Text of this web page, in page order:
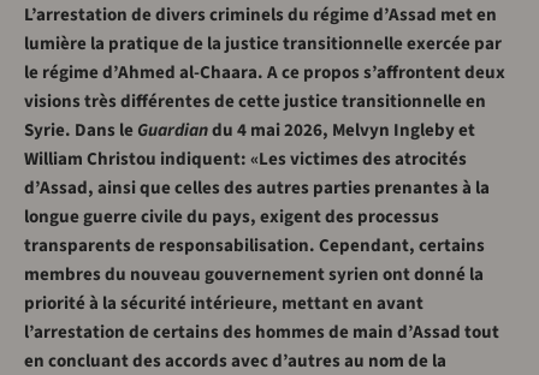
L’arrestation de divers criminels du régime d’Assad met en
lumière la pratique de la justice transitionnelle exercée par
le régime d’Ahmed al-Chaara. A ce propos s’affrontent deux
visions très différentes de cette justice transitionnelle en
Syrie. Dans le Guardiandu 4 mai 2026, Melvyn Ingleby et
William Christou indiquent: «Les victimes des atrocités
d’Assad, ainsi que celles des autres parties prenantes à la
longue guerre civile du pays, exigent des processus
transparents de responsabilisation. Cependant, certains
membres du nouveau gouvernement syrien ont donné la
priorité à la sécurité intérieure, mettant en avant
l’arrestation de certains des hommes de main d’Assad tout
en concluant des accords avec d’autres au nom de la